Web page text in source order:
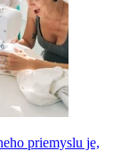
priemyslu je,